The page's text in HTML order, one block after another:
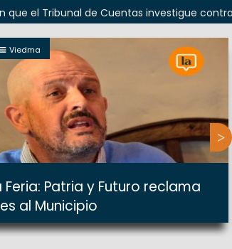
de Cuentas investigue contratación de
Viedma
Feria: Patria y Futuro reclama
al Municipio